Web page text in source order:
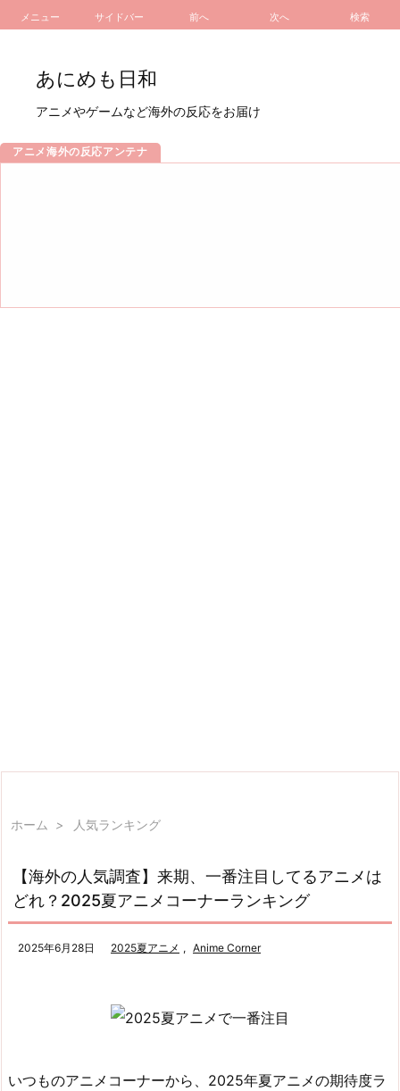
メニュー サイドバー 前へ 次へ 検索
あにめも日和
アニメやゲームなど海外の反応をお届け
アニメ海外の反応アンテナ
ホーム > 人気ランキング
【海外の人気調査】来期、一番注目してるアニメは
どれ？2025夏アニメコーナーランキング
2025年6月28日 2025夏アニメ , Anime Corner
いつものアニメコーナーから、2025年夏アニメの期待度ラ